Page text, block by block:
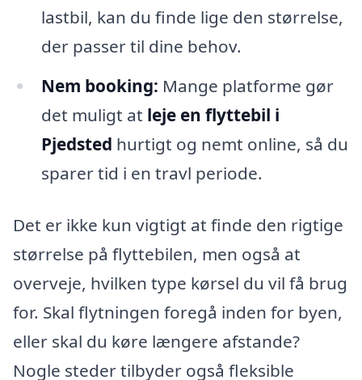
lastbil, kan du finde lige den størrelse,
der passer til dine behov.
Nem booking: Mange platforme gør
det muligt at leje en flyttebil i
Pjedsted hurtigt og nemt online, så du
sparer tid i en travl periode.
Det er ikke kun vigtigt at finde den rigtige
størrelse på flyttebilen, men også at
overveje, hvilken type kørsel du vil få brug
for. Skal flytningen foregå inden for byen,
eller skal du køre længere afstande?
Nogle steder tilbyder også fleksible